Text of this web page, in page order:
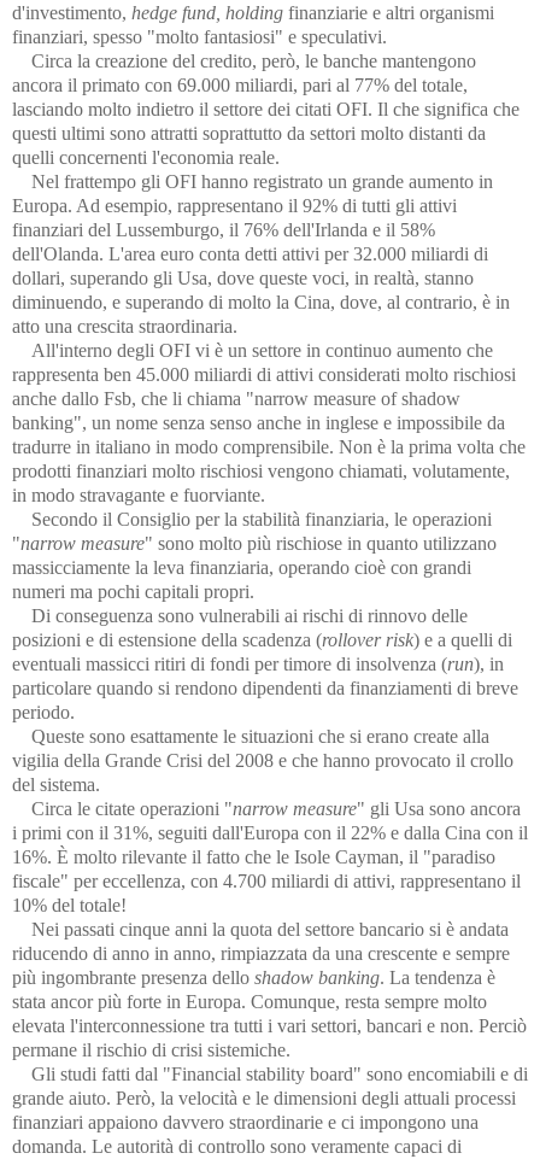
d'investimento, hedge fund, holding finanziarie e altri organismi
finanziari, spesso "molto fantasiosi" e speculativi.
Circa la creazione del credito, però, le banche mantengono
ancora il primato con 69.000 miliardi, pari al 77% del totale,
lasciando molto indietro il settore dei citati OFI. Il che significa che
questi ultimi sono attratti soprattutto da settori molto distanti da
quelli concernenti l'economia reale.
Nel frattempo gli OFI hanno registrato un grande aumento in
Europa. Ad esempio, rappresentano il 92% di tutti gli attivi
finanziari del Lussemburgo, il 76% dell'Irlanda e il 58%
dell'Olanda. L'area euro conta detti attivi per 32.000 miliardi di
dollari, superando gli Usa, dove queste voci, in realtà, stanno
diminuendo, e superando di molto la Cina, dove, al contrario, è in
atto una crescita straordinaria.
All'interno degli OFI vi è un settore in continuo aumento che
rappresenta ben 45.000 miliardi di attivi considerati molto rischiosi
anche dallo Fsb, che li chiama "narrow measure of shadow
banking", un nome senza senso anche in inglese e impossibile da
tradurre in italiano in modo comprensibile. Non è la prima volta che
prodotti finanziari molto rischiosi vengono chiamati, volutamente,
in modo stravagante e fuorviante.
Secondo il Consiglio per la stabilità finanziaria, le operazioni
"narrow measure" sono molto più rischiose in quanto utilizzano
massicciamente la leva finanziaria, operando cioè con grandi
numeri ma pochi capitali propri.
Di conseguenza sono vulnerabili ai rischi di rinnovo delle
posizioni e di estensione della scadenza (rollover risk) e a quelli di
eventuali massicci ritiri di fondi per timore di insolvenza (run), in
particolare quando si rendono dipendenti da finanziamenti di breve
periodo.
Queste sono esattamente le situazioni che si erano create alla
vigilia della Grande Crisi del 2008 e che hanno provocato il crollo
del sistema.
Circa le citate operazioni "narrow measure" gli Usa sono ancora
i primi con il 31%, seguiti dall'Europa con il 22% e dalla Cina con il
16%. È molto rilevante il fatto che le Isole Cayman, il "paradiso
fiscale" per eccellenza, con 4.700 miliardi di attivi, rappresentano il
10% del totale!
Nei passati cinque anni la quota del settore bancario si è andata
riducendo di anno in anno, rimpiazzata da una crescente e sempre
più ingombrante presenza dello shadow banking. La tendenza è
stata ancor più forte in Europa. Comunque, resta sempre molto
elevata l'interconnessione tra tutti i vari settori, bancari e non. Perciò
permane il rischio di crisi sistemiche.
Gli studi fatti dal "Financial stability board" sono encomiabili e di
grande aiuto. Però, la velocità e le dimensioni degli attuali processi
finanziari appaiono davvero straordinarie e ci impongono una
domanda. Le autorità di controllo sono veramente capaci di